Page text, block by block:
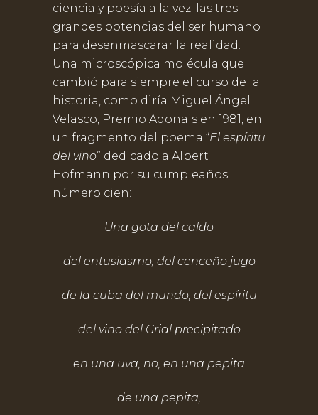
ciencia y poesía a la vez: las tres
grandes potencias del ser humano
para desenmascarar la realidad.
Una microscópica molécula que
cambió para siempre el curso de la
historia, como diría Miguel Ángel
Velasco, Premio Adonais en 1981, en
un fragmento del poema “El espíritu
del vino” dedicado a Albert
Hofmann por su cumpleaños
número cien:
Una gota del caldo
del entusiasmo, del cenceño jugo
de la cuba del mundo, del espíritu
del vino del Grial precipitado
en una uva, no, en una pepita
de una pepita,